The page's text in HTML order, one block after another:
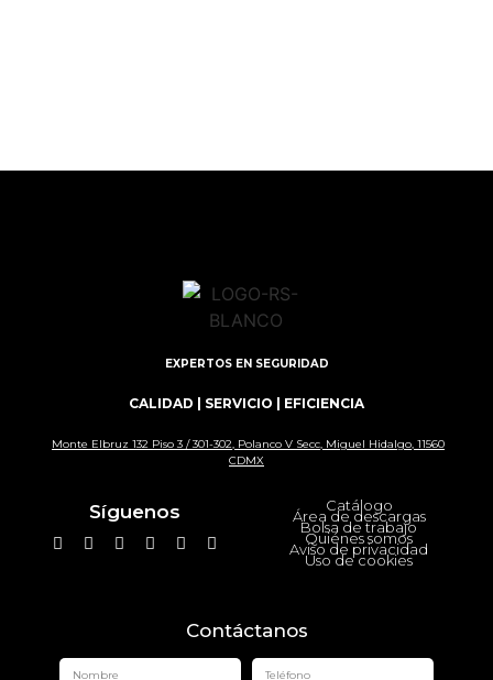
EXPERTOS EN SEGURIDAD
CALIDAD | SERVICIO | EFICIENCIA
Monte Elbruz 132 Piso 3 / 301-302, Polanco V Secc, Miguel Hidalgo, 11560
CDMX
Síguenos Catálogo
Área de descargas
Bolsa de trabajo
Quiénes somos
Aviso de privacidad
Uso de cookies
Contáctanos